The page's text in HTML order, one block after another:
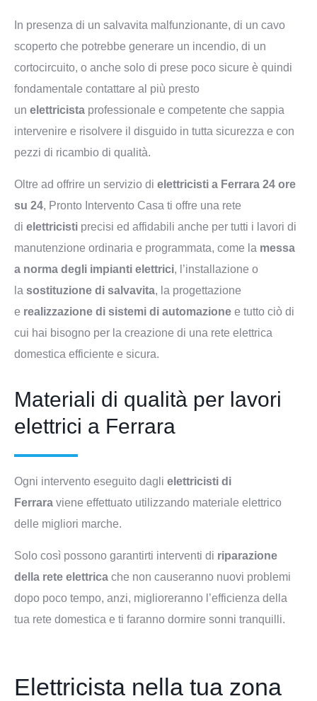
In presenza di un salvavita malfunzionante, di un cavo
scoperto che potrebbe generare un incendio, di un
cortocircuito, o anche solo di prese poco sicure è quindi
fondamentale contattare al più presto
un elettricista professionale e competente che sappia
intervenire e risolvere il disguido in tutta sicurezza e con
pezzi di ricambio di qualità.
Oltre ad offrire un servizio di elettricisti a Ferrara 24 ore
su 24, Pronto Intervento Casa ti offre una rete
di elettricisti precisi ed affidabili anche per tutti i lavori di
manutenzione ordinaria e programmata, come la messa
a norma degli impianti elettrici, l’installazione o
la sostituzione di salvavita, la progettazione
e realizzazione di sistemi di automazione e tutto ciò di
cui hai bisogno per la creazione di una rete elettrica
domestica efficiente e sicura.
Materiali di qualità per lavori
elettrici a Ferrara
Ogni intervento eseguito dagli elettricisti di
Ferrara viene effettuato utilizzando materiale elettrico
delle migliori marche.
Solo così possono garantirti interventi di riparazione
della rete elettrica che non causeranno nuovi problemi
dopo poco tempo, anzi, miglioreranno l’efficienza della
tua rete domestica e ti faranno dormire sonni tranquilli.
Elettricista nella tua zona